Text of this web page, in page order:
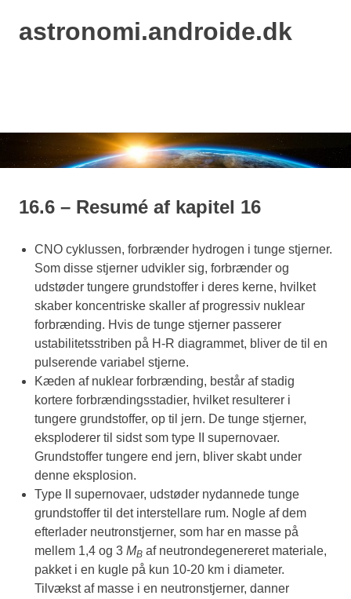
Skip
astronomi.androide.dk
16.6 – Resumé af kapitel 16
CNO cyklussen, forbrænder hydrogen i tunge stjerner.
Som disse stjerner udvikler sig, forbrænder og
udstøder tungere grundstoffer i deres kerne, hvilket
skaber koncentriske skaller af progressiv nuklear
forbrænding. Hvis de tunge stjerner passerer
ustabilitetsstriben på H-R diagrammet, bliver de til en
pulserende variabel stjerne.
Kæden af nuklear forbrænding, består af stadig
kortere forbrændingsstadier, hvilket resulterer i
tungere grundstoffer, op til jern. De tunge stjerner,
eksploderer til sidst som type II supernovaer.
Grundstoffer tungere end jern, bliver skabt under
denne eksplosion.
Type II supernovaer, udstøder nydannede tunge
grundstoffer til det interstellare rum. Nogle af dem
efterlader neutronstjerner, som har en masse på
mellem 1,4 og 3 MB af neutrondegenereret materiale,
pakket i en kugle på kun 10-20 km i diameter.
Tilvækst af masse i en neutronstjerner, danner